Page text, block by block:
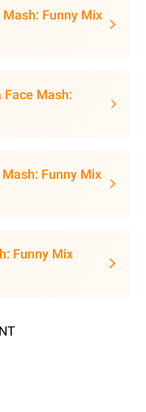
Funny Mix
Face Mash:
Funny Mix
Funny Mix